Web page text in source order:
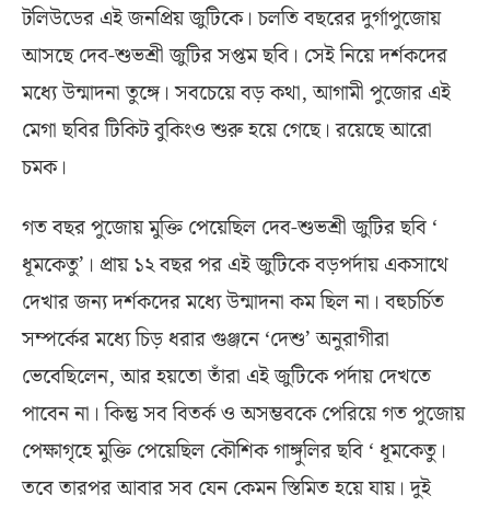
টলিউডের এই জনপ্রিয় জুটিকে। চলতি বছরের দুর্গাপুজোয়
আসছে দেব-শুভশ্রী জুটির সপ্তম ছবি। সেই নিয়ে দর্শকদের
মধ্যে উন্মাদনা তুঙ্গে। সবচেয়ে বড় কথা, আগামী পুজোর এই
মেগা ছবির টিকিট বুকিংও শুরু হয়ে গেছে। রয়েছে আরো
চমক।
গত বছর পুজোয় মুক্তি পেয়েছিল দেব-শুভশ্রী জুটির ছবি ‘
ধূমকেতু’। প্রায় ১২ বছর পর এই জুটিকে বড়পর্দায় একসাথে
দেখার জন্য দর্শকদের মধ্যে উন্মাদনা কম ছিল না। বহুচর্চিত
সম্পর্কের মধ্যে চিড় ধরার গুঞ্জনে ‘দেশু’ অনুরাগীরা
ভেবেছিলেন, আর হয়তো তাঁরা এই জুটিকে পর্দায় দেখতে
পাবেন না। কিন্তু সব বিতর্ক ও অসম্ভবকে পেরিয়ে গত পুজোয়
পেক্ষাগৃহে মুক্তি পেয়েছিল কৌশিক গাঙ্গুলির ছবি ‘ ধূমকেতু।
তবে তারপর আবার সব যেন কেমন স্তিমিত হয়ে যায়। দুই